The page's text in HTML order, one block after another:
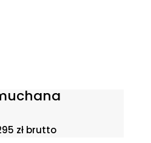
złbrutto